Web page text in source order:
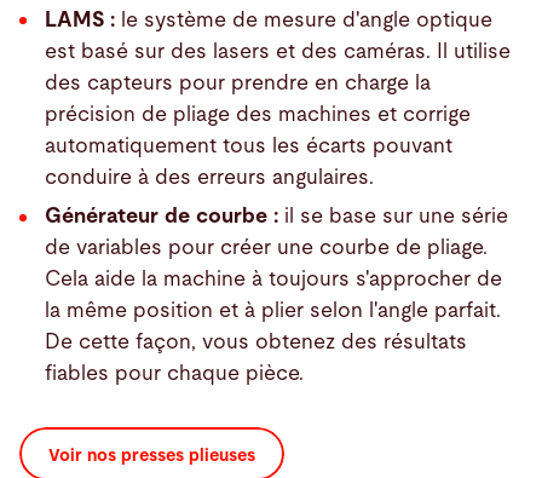
LAMS : le système de mesure d'angle optique
est basé sur des lasers et des caméras. Il utilise
des capteurs pour prendre en charge la
précision de pliage des machines et corrige
automatiquement tous les écarts pouvant
conduire à des erreurs angulaires.
Générateur de courbe : il se base sur une série
de variables pour créer une courbe de pliage.
Cela aide la machine à toujours s'approcher de
la même position et à plier selon l'angle parfait.
De cette façon, vous obtenez des résultats
fiables pour chaque pièce.
Voir nos presses plieuses